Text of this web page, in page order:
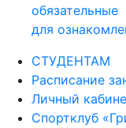
обязательные
для
СТУДЕНТАМ
Расписание
Личный
Спортклуб